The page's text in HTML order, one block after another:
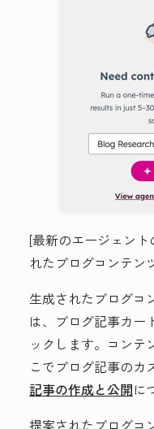
[最新のエージェント
れたブログコンテン
生成されたブログコ
は、ブログ記事カー
ックします。コンテ
こでブログ記事のカ
記事の作成と公開に
提案されたブログコ